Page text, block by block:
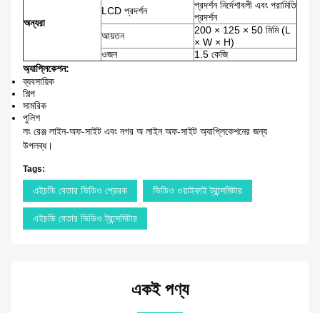
অন্যরা
LCD প্রদর্শন
প্রদর্শন নির্দেশাবলী এবং পরামিতি
প্রদর্শন
আয়তন
200 × 125 × 50 মিমি (L
× W × H)
ওজন
1.5 কেজি
অ্যাপ্লিকেশন:
ব্যবসায়িক
শিল্প
সামরিক
পুলিশ
লং রেঞ্জ লাইন-অফ-সাইট এবং নগর অ লাইন অফ-সাইট অ্যাপ্লিকেশনের জন্য
উপলব্ধ।
Tags:
এইচডি বেতার ভিডিও প্রেরক ভিডিও ওয়াইফাই ট্রান্সমিটার
এইচডি বেতার ভিডিও ট্রান্সমিটার
একই পণ্য